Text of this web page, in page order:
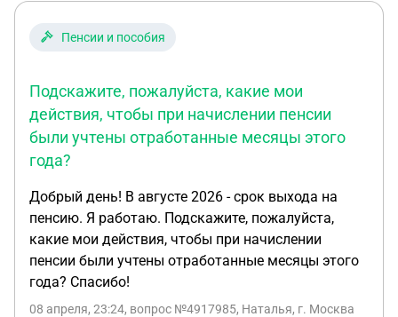
Пенсии и пособия
Подскажите, пожалуйста, какие мои
действия, чтобы при начислении пенсии
были учтены отработанные месяцы этого
года?
Добрый день! В августе 2026 - срок выхода на
пенсию. Я работаю. Подскажите, пожалуйста,
какие мои действия, чтобы при начислении
пенсии были учтены отработанные месяцы этого
года? Спасибо!
08 апреля, 23:24, вопрос №4917985, Наталья, г. Москва